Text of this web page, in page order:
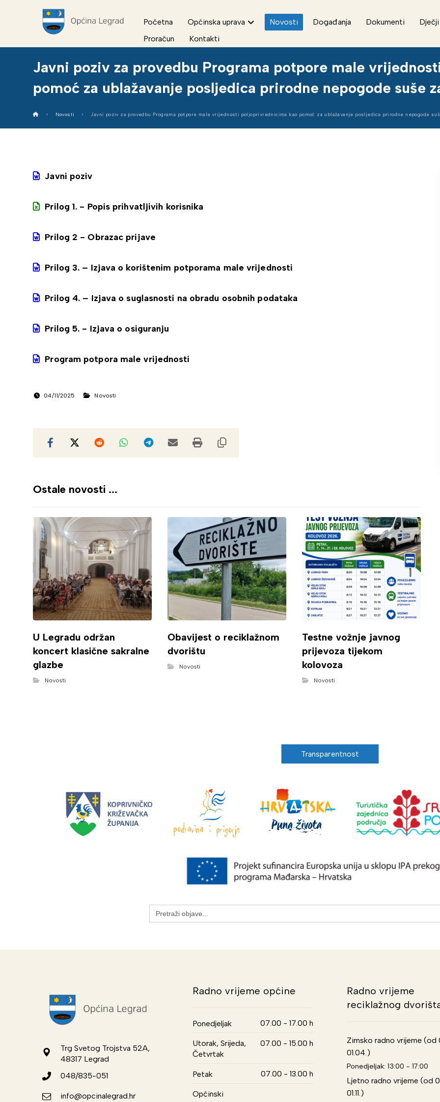
Početna Općinska uprava Novosti Događanja Dokumenti
Proračun
Kontakti
Javni poziv za provedbu Programa potpore male
pomoć za ublažavanje posljedica prirodne nepogode suše
Novosti Javni poziv za provedbu Programa potpore male vrijednosti poljoprivrednicima kao pomoć za ublažavanje posljedica prirodne nepogode
Javni poziv
Prilog 1. - Popis prihvatljivih korisnika
Prilog 2 - Obrazac prijave
Prilog 3. – Izjava o korištenim potporama male vrijednosti
Prilog 4. – Izjava o suglasnosti na obradu osobnih podataka
Prilog 5. - Izjava o osiguranju
Program potpora male vrijednosti
04/11/2025 Novosti
Ostale novosti ...
U Legradu održan
koncert klasične sakralne
glazbe
Novosti
Obavijest o reciklažnom
dvorištu
Novosti
Testne vožnje javnog
prijevoza tijekom
kolovoza
Novosti
Transparentnost
Search
for:
Trg Svetog Trojstva 52A,
48317 Legrad
048/835-051
info@opcinalegrad.hr
Radno vrijeme općine
Ponedjeljak 07.00 - 17.00 h
Utorak, Srijeda,
Četvrtak
07.00 - 15.00 h
Petak 07.00 - 13.00 h
Općinski
Radno vrijeme
reciklažnog
Zimsko radno vrijeme (od
01.04.)
Ponedjeljak: 13:00 - 17:00
Ljetno radno vrijeme (od
01.11.)